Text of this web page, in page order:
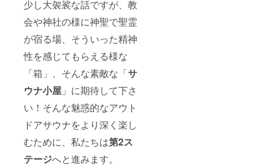
少し大袈裟な話ですが、教
会や神社の様に神聖で聖霊
が宿る場、そういった精神
性を感じてもらえる様な
「箱」、そんな素敵な「サ
ウナ小屋 」に期待して下さ
い！そんな魅惑的なアウト
ドアサウナをより深く楽し
むために、私たちは第2ス
テージへと進みます。